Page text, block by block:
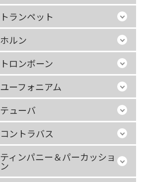
トランペット
ホルン
トロンボーン
ユーフォニアム
テューバ
コントラバス
ティンパニー＆パーカッショ
ン